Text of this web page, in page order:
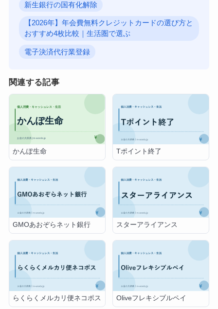
新生銀行の国有化解除
【2026年】年会費無料クレジットカードの選び方と
おすすめ4枚比較｜生活圏で選ぶ
電子決済代行業登録
関連する記事
かんぽ生命 Tポイント終了
GMOあおぞらネット銀行 スターアライアンス
らくらくメルカリ便ネコポス Oliveフレキシブルペイ